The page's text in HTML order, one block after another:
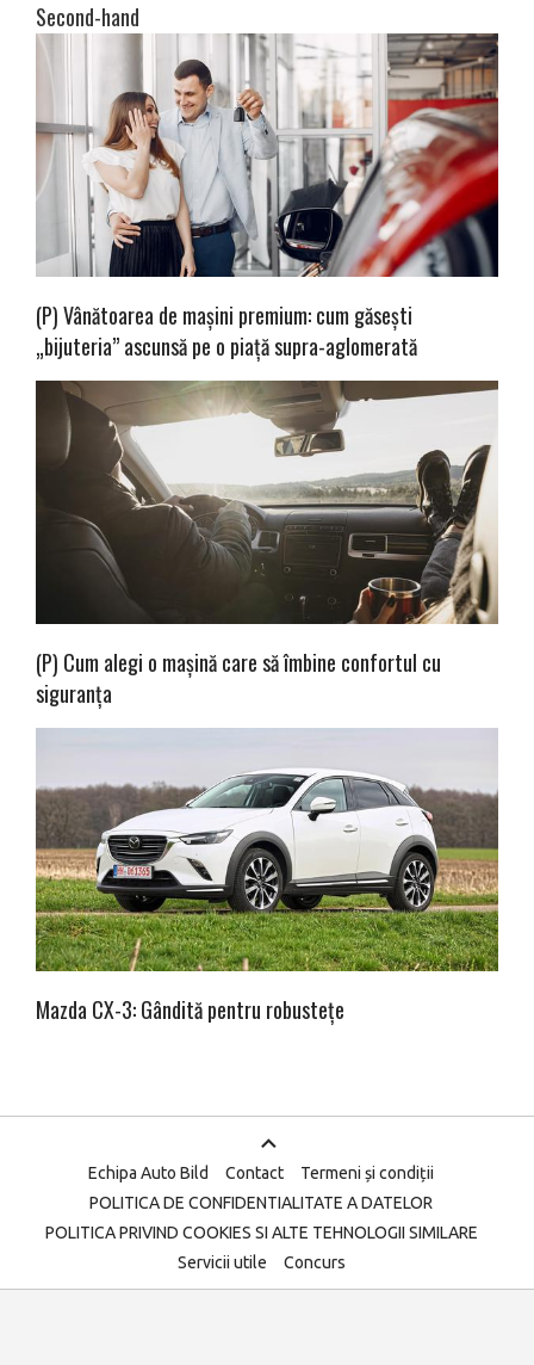
Second-hand
(P) Vânătoarea de mașini premium: cum găsești
„bijuteria” ascunsă pe o piață supra-aglomerată
(P) Cum alegi o mașină care să îmbine confortul cu
siguranța
Mazda CX-3: Gândită pentru robustețe
Echipa Auto Bild Contact
Termeni și condiții
POLITICA DE CONFIDENTIALITATE A DATELOR
POLITICA PRIVIND COOKIES SI ALTE TEHNOLOGII SIMILARE
Servicii utile
Concurs